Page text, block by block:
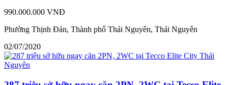
990.000.000 VNĐ
Phường Thịnh Đán, Thành phố Thái Nguyên, Thái Nguyên
02/07/2020